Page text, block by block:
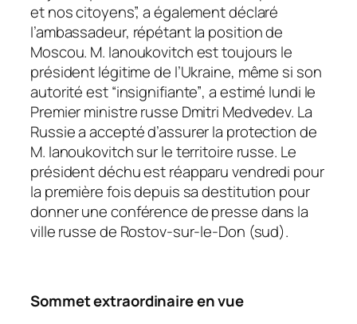
et nos citoyens”, a également déclaré
l’ambassadeur, répétant la position de
Moscou. M. Ianoukovitch est toujours le
président légitime de l’Ukraine, même si son
autorité est“insignifiante”, a estimé lundi le
Premier ministre russe Dmitri Medvedev. La
Russie a accepté d’assurer la protection de
M. Ianoukovitch sur le territoire russe. Le
président déchu est réapparu vendredi pour
la première fois depuis sa destitution pour
donner une conférence de presse dans la
ville russe de Rostov-sur-le-Don (sud).
Sommet extraordinaire en vue